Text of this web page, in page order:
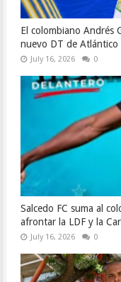
El colombiano Andrés
nuevo DT de Atlántico
July 16, 2026 0
Salcedo FC suma al
afrontar la LDF y la
July 16, 2026 0